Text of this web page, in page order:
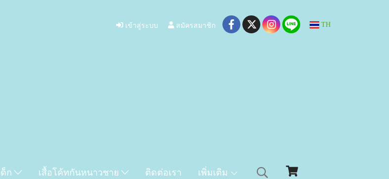
เข้าสู่ระบบ สมัครสมาชิก TH
ก เสื้อโค้ทกันหนาวชาย ติดต่อเรา เพิ่มเติม